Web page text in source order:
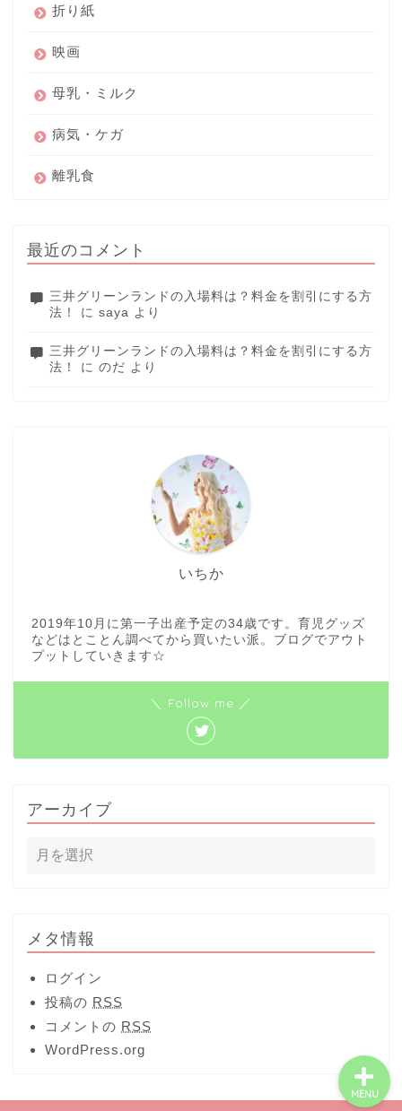
折り紙
映画
母乳・ミルク
病気・ケガ
離乳食
最近のコメント
三井グリーンランドの入場料は？料金を割引にする方
法！
に saya より
三井グリーンランドの入場料は？料金を割引にする方
法！
に のだ より
いちか
2019年10月に第一子出産予定の34歳です。育児グッズ
などはとことん調べてから買いたい派。ブログでアウト
プットしていきます☆
＼ Follow me ／
アーカイブ
メタ情報
ログイン
投稿の RSS
コメントの RSS
WordPress.org
MENU
子育て